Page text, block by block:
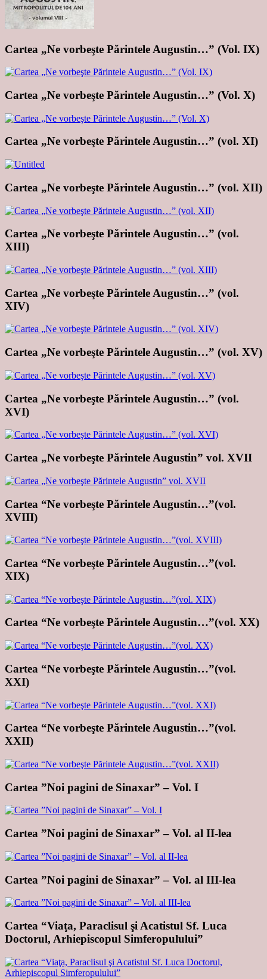
Cartea „Ne vorbeşte Părintele Augustin…” (Vol. IX)
Cartea „Ne vorbeşte Părintele Augustin…” (Vol. X)
Cartea „Ne vorbeşte Părintele Augustin…” (vol. XI)
Cartea „Ne vorbeşte Părintele Augustin…” (vol. XII)
Cartea „Ne vorbeşte Părintele Augustin…” (vol.
XIII)
Cartea „Ne vorbeşte Părintele Augustin…” (vol.
XIV)
Cartea „Ne vorbeşte Părintele Augustin…” (vol. XV)
Cartea „Ne vorbeşte Părintele Augustin…” (vol.
XVI)
Cartea „Ne vorbeşte Părintele Augustin” vol. XVII
Cartea “Ne vorbeşte Părintele Augustin…”(vol.
XVIII)
Cartea “Ne vorbeşte Părintele Augustin…”(vol.
XIX)
Cartea “Ne vorbeşte Părintele Augustin…”(vol. XX)
Cartea “Ne vorbeşte Părintele Augustin…”(vol.
XXI)
Cartea “Ne vorbeşte Părintele Augustin…”(vol.
XXII)
Cartea ”Noi pagini de Sinaxar” – Vol. I
Cartea ”Noi pagini de Sinaxar” – Vol. al II-lea
Cartea ”Noi pagini de Sinaxar” – Vol. al III-lea
Cartea “Viaţa, Paraclisul şi Acatistul Sf. Luca
Doctorul, Arhiepiscopul Simferopulului”